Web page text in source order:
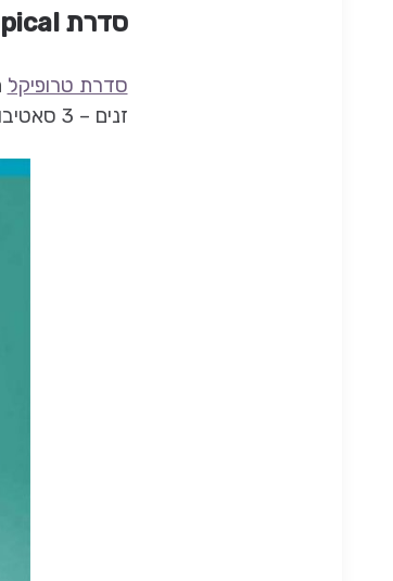
סדרת Tropical
סדרת טרופיקל
זנים – 3 סאטיבות, 3 אינדיקות ואחד היברידי.